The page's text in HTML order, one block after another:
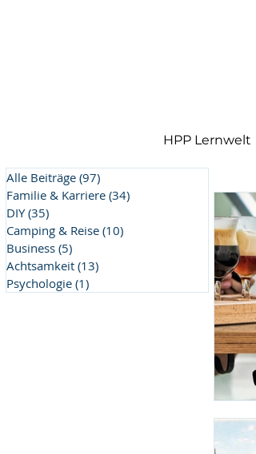
HPP Lernwelt
Alle Beiträge (97)
Familie & Karriere (34)
DIY (35)
Camping & Reise (10)
Business (5)
Achtsamkeit (13)
Psychologie (1)